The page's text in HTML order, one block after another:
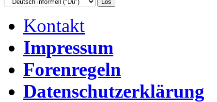
Kontakt
Impressum
Forenregeln
Datenschutzerklärung